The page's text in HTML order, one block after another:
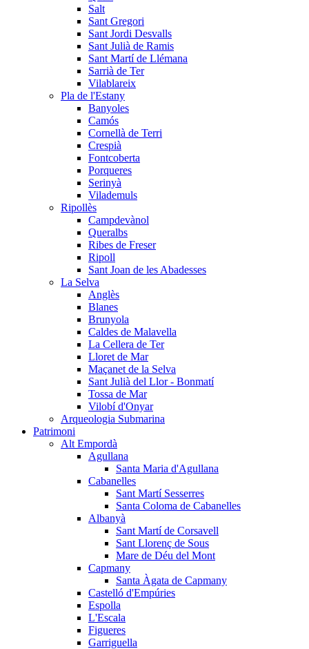
Salt
Sant Gregori
Sant Jordi Desvalls
Sant Julià de Ramis
Sant Martí de Llémana
Sarrià de Ter
Vilablareix
Pla de l'Estany
Banyoles
Camós
Cornellà de Terri
Crespià
Fontcoberta
Porqueres
Serinyà
Vilademuls
Ripollès
Campdevànol
Queralbs
Ribes de Freser
Ripoll
Sant Joan de les Abadesses
La Selva
Anglès
Blanes
Brunyola
Caldes de Malavella
La Cellera de Ter
Lloret de Mar
Maçanet de la Selva
Sant Julià del Llor - Bonmatí
Tossa de Mar
Vilobí d'Onyar
Arqueologia Submarina
Patrimoni
Alt Empordà
Agullana
Santa Maria d'Agullana
Cabanelles
Sant Martí Sesserres
Santa Coloma de Cabanelles
Albanyà
Sant Martí de Corsavell
Sant Llorenç de Sous
Mare de Déu del Mont
Capmany
Santa Àgata de Capmany
Castelló d'Empúries
Espolla
L'Escala
Figueres
Garriguella